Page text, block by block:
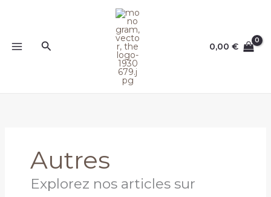
Rechercher 0,00€
Autres
Explorez nos articles sur